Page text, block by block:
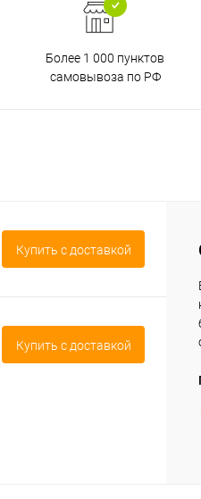
Более 1 000 пунктов
самовывоза по РФ
Купить c доставкой
Купить c доставкой